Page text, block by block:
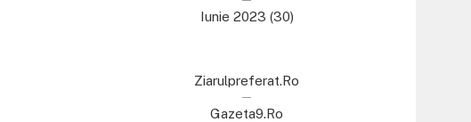
Iunie 2023 (30)
Ziarulpreferat.ro
Gazeta9.ro